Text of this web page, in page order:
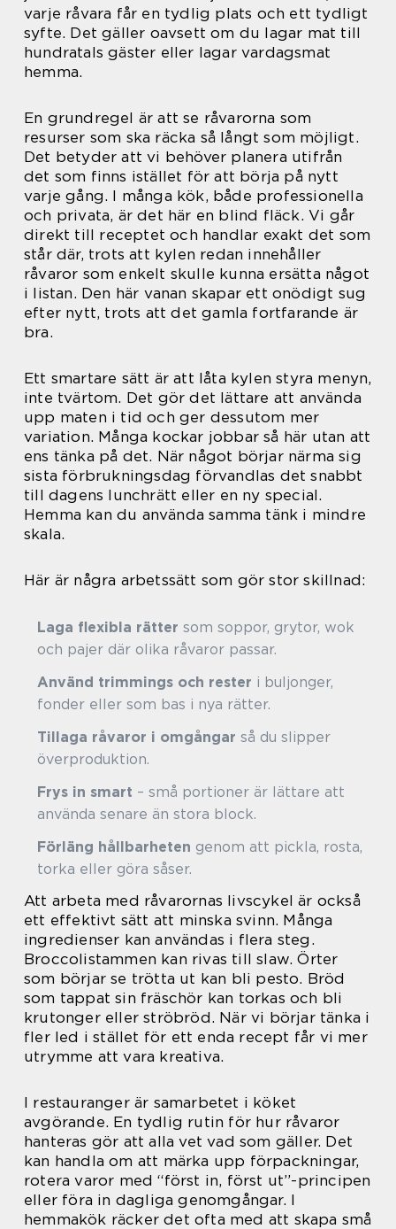
varje råvara får en tydlig plats och ett tydligt
syfte. Det gäller oavsett om du lagar mat till
hundratals gäster eller lagar vardagsmat
hemma.
En grundregel är att se råvarorna som
resurser som ska räcka så långt som möjligt.
Det betyder att vi behöver planera utifrån
det som finns istället för att börja på nytt
varje gång. I många kök, både professionella
och privata, är det här en blind fläck. Vi går
direkt till receptet och handlar exakt det som
står där, trots att kylen redan innehåller
råvaror som enkelt skulle kunna ersätta något
i listan. Den här vanan skapar ett onödigt sug
efter nytt, trots att det gamla fortfarande är
bra.
Ett smartare sätt är att låta kylen styra menyn,
inte tvärtom. Det gör det lättare att använda
upp maten i tid och ger dessutom mer
variation. Många kockar jobbar så här utan att
ens tänka på det. När något börjar närma sig
sista förbrukningsdag förvandlas det snabbt
till dagens lunchrätt eller en ny special.
Hemma kan du använda samma tänk i mindre
skala.
Här är några arbetssätt som gör stor skillnad:
Laga flexibla rätter som soppor, grytor, wok
och pajer där olika råvaror passar.
Använd trimmings och rester i buljonger,
fonder eller som bas i nya rätter.
Tillaga råvaror i omgångar så du slipper
överproduktion.
Frys in smart – små portioner är lättare att
använda senare än stora block.
Förläng hållbarheten genom att pickla, rosta,
torka eller göra såser.
Att arbeta med råvarornas livscykel är också
ett effektivt sätt att minska svinn. Många
ingredienser kan användas i flera steg.
Broccolistammen kan rivas till slaw. Örter
som börjar se trötta ut kan bli pesto. Bröd
som tappat sin fräschör kan torkas och bli
krutonger eller ströbröd. När vi börjar tänka i
fler led i stället för ett enda recept får vi mer
utrymme att vara kreativa.
I restauranger är samarbetet i köket
avgörande. En tydlig rutin för hur råvaror
hanteras gör att alla vet vad som gäller. Det
kan handla om att märka upp förpackningar,
rotera varor med “först in, först ut”-principen
eller föra in dagliga genomgångar. I
hemmakök räcker det ofta med att skapa små